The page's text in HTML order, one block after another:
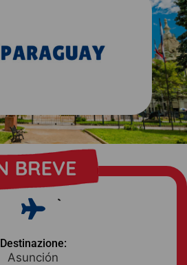
Destinazione:
Asunción